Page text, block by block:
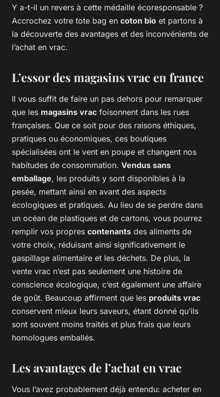
Y a-t-il un revers à cette médaille écoresponsable ?
Accrochez votre tote bag en coton bio et partons à
la découverte des avantages et des inconvénients de
l’achat en vrac.
L’essor des magasins vrac en france
Il vous suffit de faire un pas dehors pour remarquer
que les magasins vrac foisonnent dans les rues
françaises. Que ce soit pour des raisons éthiques,
pratiques ou économiques, ces boutiques
spécialisées ont le vent en poupe et changent nos
habitudes de consommation. Vendus sans
emballage, les produits y sont disponibles à la
pesée, mettant ainsi en avant des aspects
écologiques et pratiques. Au lieu de se perdre dans
un océan de plastiques et de cartons, vous pourrez
remplir vos propres contenants des aliments de
votre choix, réduisant ainsi significativement le
gaspillage alimentaire et les déchets. De plus, la
vente vrac n’est pas seulement une histoire de
conscience écologique, c’est également une affaire
de goût. Beaucoup affirment que les produits vrac
conservent mieux leurs saveurs, étant donné qu’ils
sont souvent moins traités et plus frais que leurs
homologues emballés.
Les avantages de l’achat en vrac
Vous l’avez probablement déjà entendu: acheter en